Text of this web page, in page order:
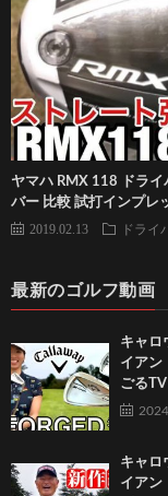
ヤマハ RMX 118 ドラ
バー 比較 試打インプレ
2019.02.13 ドライ
最新のゴルフ動画
キャロ
イアン
ごるTV
キャロ
イアン